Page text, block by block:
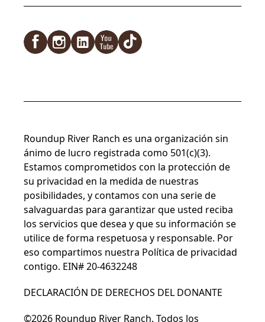
Roundup River Ranch es una organización sin
ánimo de lucro registrada como 501(c)(3).
Estamos comprometidos con la protección de
su privacidad en la medida de nuestras
posibilidades, y contamos con una serie de
salvaguardas para garantizar que usted reciba
los servicios que desea y que su información se
utilice de forma respetuosa y responsable. Por
eso compartimos nuestra Política de privacidad
contigo. EIN# 20-4632248
DECLARACIÓN DE DERECHOS DEL DONANTE
©2026 Roundup River Ranch. Todos los